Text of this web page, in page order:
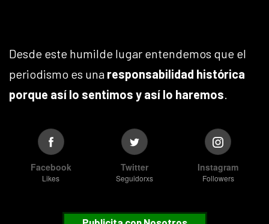
Desde este humilde lugar entendemos que el
periodismo es una responsabilidad histórica
porque así lo sentimos y así lo haremos.
Facebook
Likes
Twitter
Seguidorxs
Instagram
Followers